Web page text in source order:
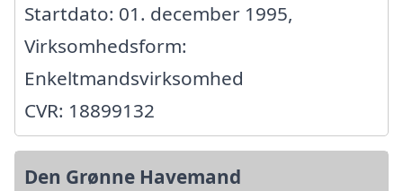
Startdato: 01. december 1995,
Virksomhedsform:
Enkeltmandsvirksomhed
CVR: 18899132
Den Grønne Havemand